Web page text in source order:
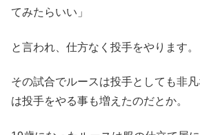
てみたらいい」
と言われ、仕方なく投手をやります。
その試合でルースは投手としても非
は投手をやる事も増えたのだとか。